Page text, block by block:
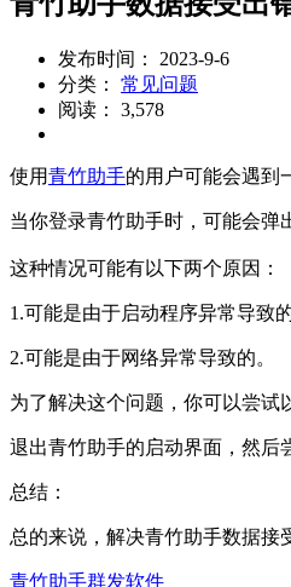
发布时间： 2023-9-6
分类： 常见问题
阅读： 3,578
使用青竹助手的用户可能会遇到
当你登录青竹助手时，可能会弹
这种情况可能有以下两个原因：
1.可能是由于启动程序异常导致的
2.可能是由于网络异常导致的。
为了解决这个问题，你可以尝试
退出青竹助手的启动界面，然后
总结：
总的来说，解决青竹助手数据接
青竹助手群发软件